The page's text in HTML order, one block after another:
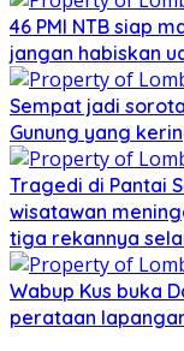
46 PMI NTB siap
jangan habiskan
Sempat jadi
Gunung yang
Tragedi di Pantai
wisatawan
tiga rekannya
Wabup Kus buka
perataan